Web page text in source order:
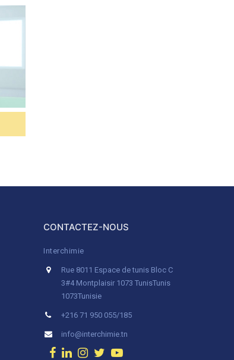
CONTACTEZ-NOUS
Interchimie
Rue 8011 Espace de tunis Bloc C
3#4 Montplaisir 1073 TunisTunis
1073Tunisie
+216 71 950 055/185
info@interchimie.tn